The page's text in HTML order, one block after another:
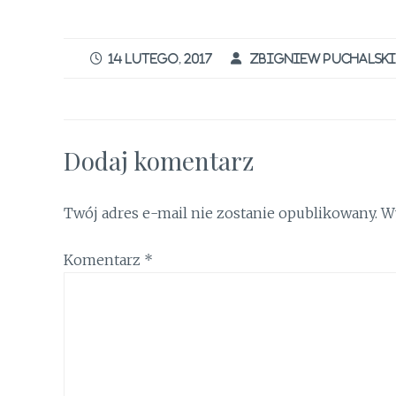
b
k
te re l
t
s
14 LUTEGO, 2017 ZBIGNIEW PUCHALSKI
Dodaj komentarz
Twój adres e-mail nie zostanie opublikowany.
Komentarz *